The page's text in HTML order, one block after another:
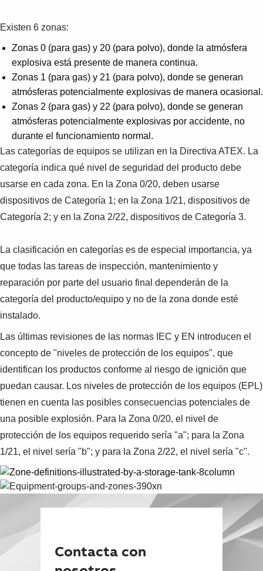
Existen 6 zonas:
Zonas 0 (para gas) y 20 (para polvo), donde la atmósfera
explosiva está presente de manera continua.
Zonas 1 (para gas) y 21 (para polvo), donde se generan
atmósferas potencialmente explosivas de manera ocasional.
Zonas 2 (para gas) y 22 (para polvo), donde se generan
atmósferas potencialmente explosivas por accidente, no
durante el funcionamiento normal.
Las categorías de equipos se utilizan en la Directiva ATEX. La
categoría indica qué nivel de seguridad del producto debe
usarse en cada zona. En la Zona 0/20, deben usarse
dispositivos de Categoría 1; en la Zona 1/21, dispositivos de
Categoría 2; y en la Zona 2/22, dispositivos de Categoría 3.
La clasificación en categorías es de especial importancia, ya
que todas las tareas de inspección, mantenimiento y
reparación por parte del usuario final dependerán de la
categoría del producto/equipo y no de la zona donde esté
instalado.
Las últimas revisiones de las normas IEC y EN introducen el
concepto de "niveles de protección de los equipos", que
identifican los productos conforme al riesgo de ignición que
puedan causar. Los niveles de protección de los equipos (EPL)
tienen en cuenta las posibles consecuencias potenciales de
una posible explosión. Para la Zona 0/20, el nivel de
protección de los equipos requerido sería "a"; para la Zona
1/21, el nivel sería "b"; y para la Zona 2/22, el nivel sería "c".
Contacta con